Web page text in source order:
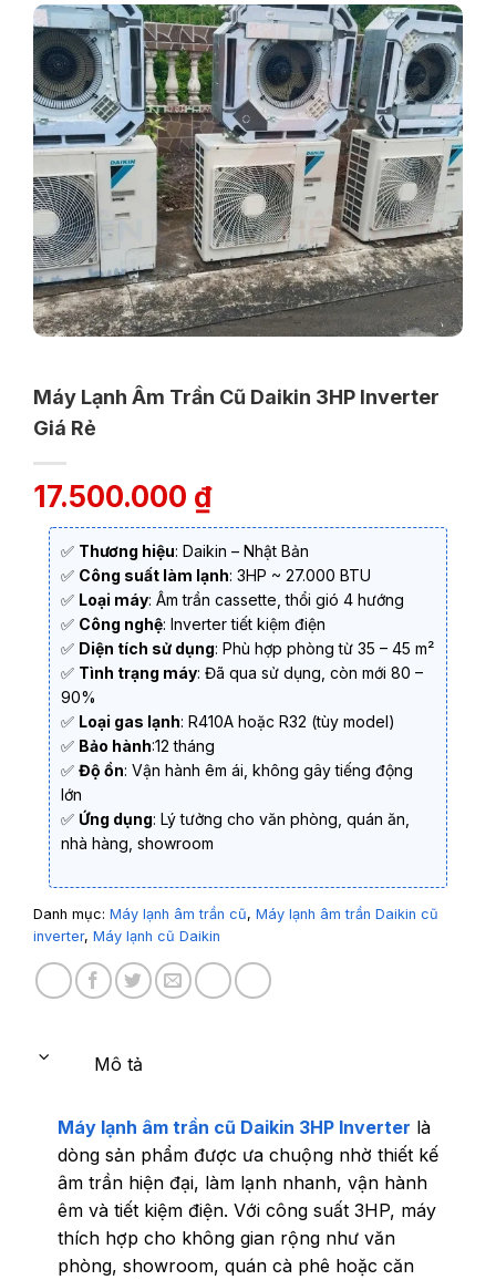
Máy Lạnh Âm Trần Cũ Daikin 3HP Inverter
Giá Rẻ
17.500.000 ₫
✅ Thương hiệu: Daikin – Nhật Bản
✅ Công suất làm lạnh: 3HP ~ 27.000 BTU
✅ Loại máy: Âm trần cassette, thổi gió 4 hướng
✅ Công nghệ: Inverter tiết kiệm điện
✅ Diện tích sử dụng: Phù hợp phòng từ 35 – 45 m²
✅ Tình trạng máy: Đã qua sử dụng, còn mới 80 –
90%
✅ Loại gas lạnh: R410A hoặc R32 (tùy model)
✅ Bảo hành:12 tháng
✅ Độ ồn: Vận hành êm ái, không gây tiếng động
lớn
✅ Ứng dụng: Lý tưởng cho văn phòng, quán ăn,
nhà hàng, showroom
Danh mục: Máy lạnh âm trần cũ, Máy lạnh âm trần Daikin cũ
inverter, Máy lạnh cũ Daikin
Mô tả
Máy lạnh âm trần cũ Daikin 3HP Inverter là
dòng sản phẩm được ưa chuộng nhờ thiết kế
âm trần hiện đại, làm lạnh nhanh, vận hành
êm và tiết kiệm điện. Với công suất 3HP, máy
thích hợp cho không gian rộng như văn
phòng, showroom, quán cà phê hoặc căn